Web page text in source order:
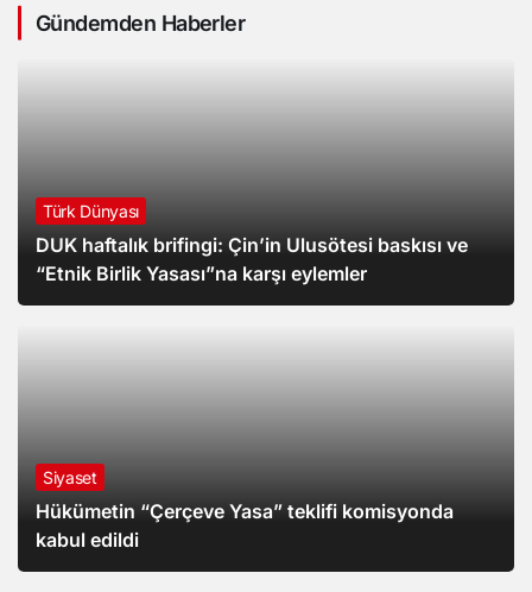
Gündemden Haberler
Türk Dünyası
DUK haftalık brifingi: Çin’in Ulusötesi baskısı ve
“Etnik Birlik Yasası”na karşı eylemler
Siyaset
Hükümetin “Çerçeve Yasa” teklifi komisyonda
kabul edildi